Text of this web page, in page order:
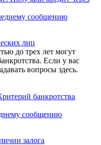
сообщению
лиц
до трех лет могут
Если у вас
вопросы здесь.
банкротства
сообщению
залога